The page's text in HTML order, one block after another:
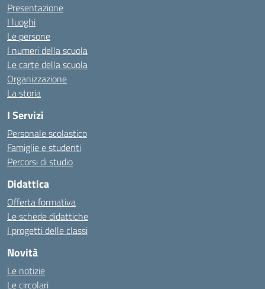
Presentazione
I luoghi
Le persone
I numeri della scuola
Le carte della scuola
Organizzazione
La storia
I Servizi
Personale scolastico
Famiglie e studenti
Percorsi di studio
Didattica
Offerta formativa
Le schede didattiche
I progetti delle classi
Novità
Le notizie
Le circolari